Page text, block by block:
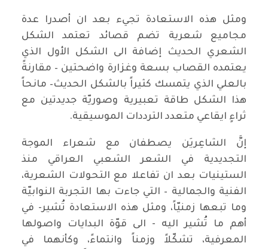
ومثل هذه الاستعادة تجيء بعد ان أصدرا عدة
مجاميع شعرية تضم قصائد تعتمد الشكل
الشعري الحديث إضافة الى الشكل الأول الذي
يعتمده القصاب بسعة وغزارة واضحتين – مقارنةً
بالعلي الذي يتمسك كثيراً بالشكل الحديث– مانحاً
هذا الشكل طاقة تعبيرية وصوريّة جديدتين مع
ثراءٍ ايقاعي متعدد الترددات الموسيقية.
إنَّ الشاعِريَن يصطفان مع شعراء الموجة
التجديدية في الشعر الشعبي العراقي منذ
الستينيات بعد ان تفاعلا مع التحولات الشعرية،
الفنية والجمالية – التي جاءت بها التجربة النوابيّة
وما تبعها زمنيّاً، ومثل هذه الاستعادة تُشير- في
أهم ما تُشير اليه - الى قوّة البدايات واصولها
المعرفية، تشكّلاً وزمناً وانتماءً، وكأنهما في